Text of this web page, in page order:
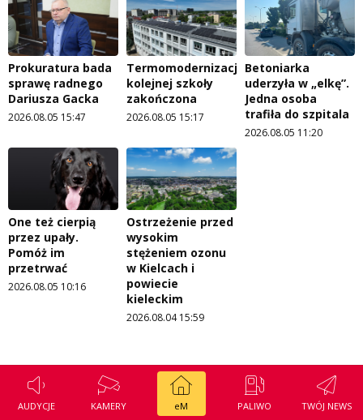
AUDYCJE KAMERY eM PALIWO TWÓJ NEWS
Prokuratura bada
sprawę radnego
Dariusza Gacka
2026.08.05 15:47
Termomodernizacja
kolejnej szkoły
zakończona
2026.08.05 15:17
Betoniarka
uderzyła w „elkę”.
Jedna osoba
trafiła do szpitala
2026.08.05 11:20
One też cierpią
przez upały.
Pomóż im
przetrwać
2026.08.05 10:16
Ostrzeżenie przed
wysokim
stężeniem ozonu
w Kielcach i
powiecie
kieleckim
2026.08.04 15:59